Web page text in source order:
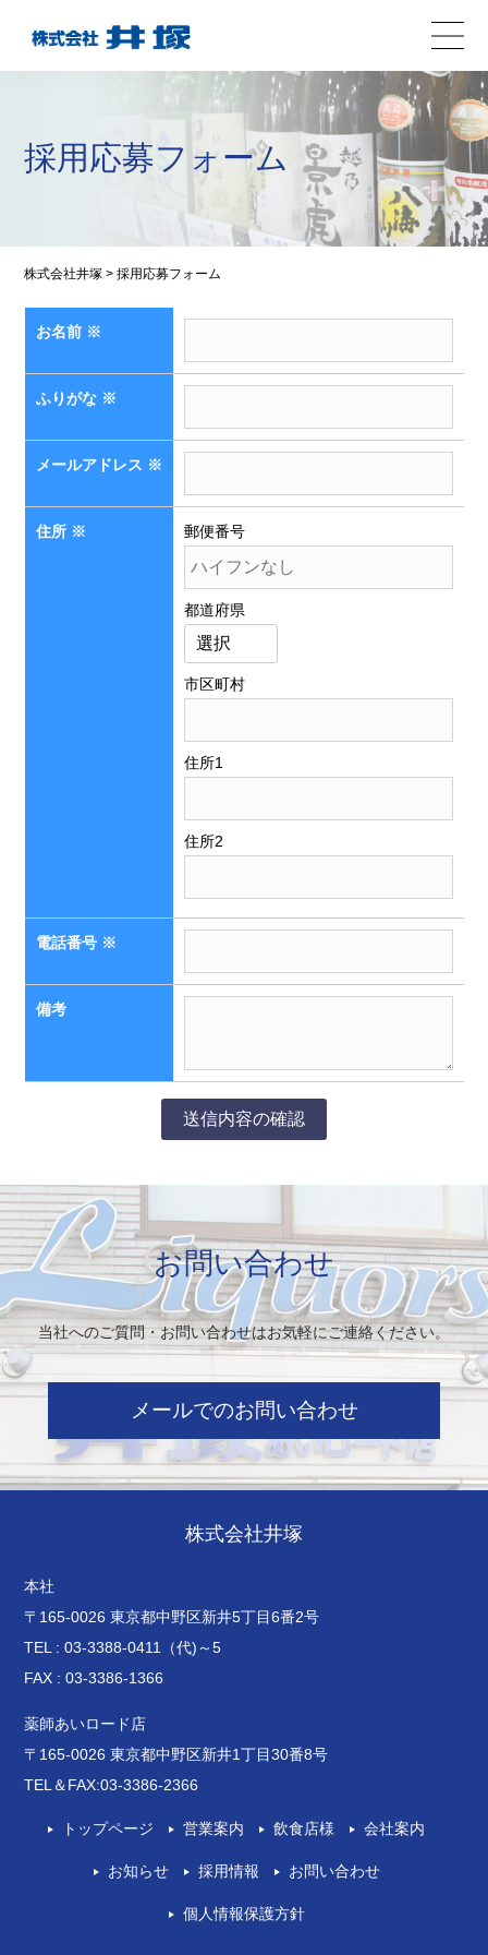
採用応募フォーム
株式会社井塚 >採用応募フォーム
お名前 ※
ふりがな ※
メールアドレス ※
住所 ※ 郵便番号
都道府県
市区町村
住所1
住所2
電話番号 ※
備考
お問い合わせ
当社へのご質問・お問い合わせはお気軽にご連絡ください。
メールでのお問い合わせ
株式会社井塚
本社
〒165-0026 東京都中野区新井5丁目6番2号
TEL : 03-3388-0411（代)～5
FAX : 03-3386-1366
薬師あいロード店
〒165-0026 東京都中野区新井1丁目30番8号
TEL＆FAX:03-3386-2366
トップページ 営業案内 飲食店様 会社案内
お知らせ 採用情報 お問い合わせ
個人情報保護方針